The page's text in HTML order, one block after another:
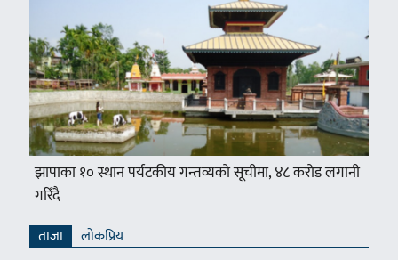
झापाका १० स्थान पर्यटकीय गन्तव्यको सूचीमा, ४८ करोड लगानी
गरिँदै
ताजा लाेकप्रिय